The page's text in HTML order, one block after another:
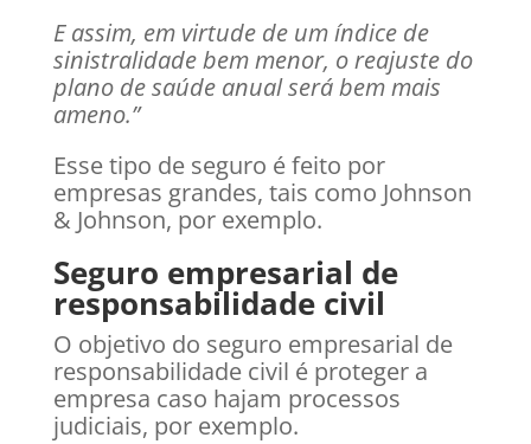
E assim, em virtude de um índice de
sinistralidade bem menor, o reajuste do
plano de saúde anual será bem mais
ameno.”
Esse tipo de seguro é feito por
empresas grandes, tais como Johnson
& Johnson, por exemplo.
Seguro empresarial de
responsabilidade civil
O objetivo do seguro empresarial de
responsabilidade civil é proteger a
empresa caso hajam processos
judiciais, por exemplo.